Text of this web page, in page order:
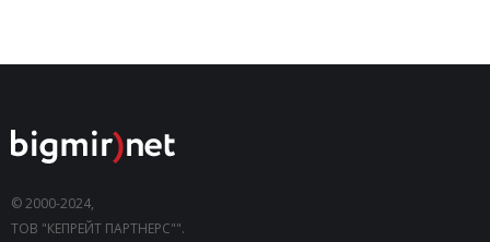
© 2000-2024,
ТОВ "КЕПРЕЙТ ПАРТНЕРС"".